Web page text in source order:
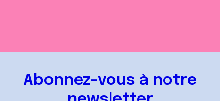
Abonnez-vous à notre